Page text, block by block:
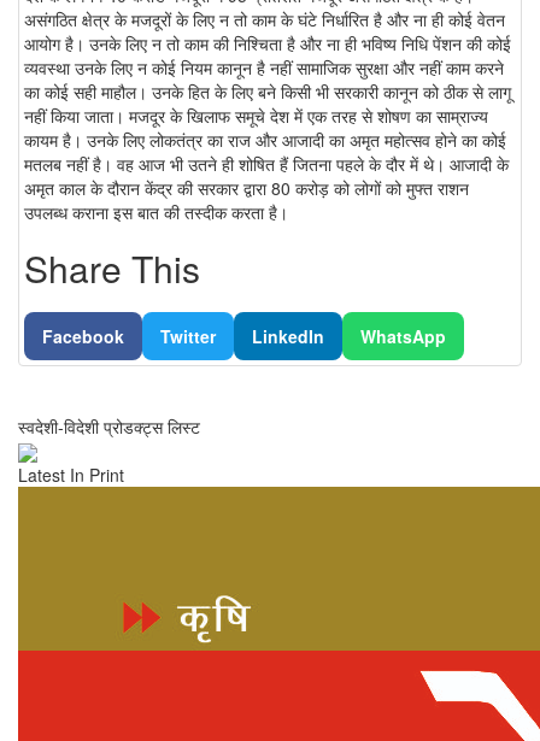
असंगठित क्षेत्र के मजदूरों के लिए न तो काम के घंटे निर्धारित है और ना ही कोई वेतन
आयोग है। उनके लिए न तो काम की निश्चिता है और ना ही भविष्य निधि पेंशन की कोई
व्यवस्था उनके लिए न कोई नियम कानून है नहीं सामाजिक सुरक्षा और नहीं काम करने
का कोई सही माहौल। उनके हित के लिए बने किसी भी सरकारी कानून को ठीक से लागू
नहीं किया जाता। मजदूर के खिलाफ समूचे देश में एक तरह से शोषण का साम्राज्य
कायम है। उनके लिए लोकतंत्र का राज और आजादी का अमृत महोत्सव होने का कोई
मतलब नहीं है। वह आज भी उतने ही शोषित हैं जितना पहले के दौर में थे। आजादी के
अमृत काल के दौरान केंद्र की सरकार द्वारा 80 करोड़ को लोगों को मुफ्त राशन
उपलब्ध कराना इस बात की तस्दीक करता है।
Share This
Facebook Twitter LinkedIn WhatsApp
स्वदेशी-विदेशी प्रोडक्ट्स लिस्ट
Latest In Print